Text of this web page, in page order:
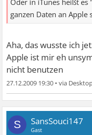
Oder in iTunes heißt
ganzen Daten an Apple
Aha, das wusste ich
Apple ist mir eh
nicht benutzen
27.12.2009 19:30 •
S SansSouci147
Gast